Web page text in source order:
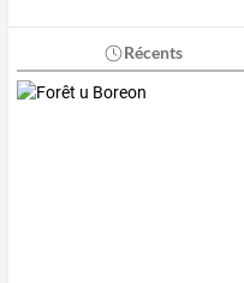
Récents